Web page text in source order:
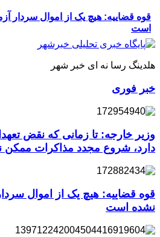
قوه قضاییه: هیچ یک از اموال سردار
است
هلدینگ رسا نه ای خبر شهر
خبر فوری
وزیر خارجه: تا زمانی که نقض
دارد، شروع مجدد مذاکرات
قوه قضاییه: هیچ یک از اموال
نشده است